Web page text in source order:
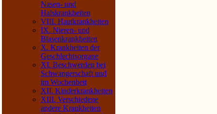
Nasen- und
Halskrankheiten
VIII. Hautkrankheiten
IX. Nieren- und
Blasenkrankheiten
X. Krankheiten der
Geschlechtsorgane
XI. Beschwerden bei
Schwangerschaft und
im Wochenbett
XII. Kinderkrankheiten
XIII. Verschiedene
andere Krankheiten